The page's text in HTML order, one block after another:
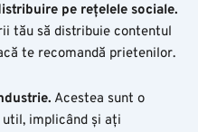
pe rețelele sociale.
tău să distribuie contentul
te recomandă prietenilor.
Acestea sunt o
implicând și ați